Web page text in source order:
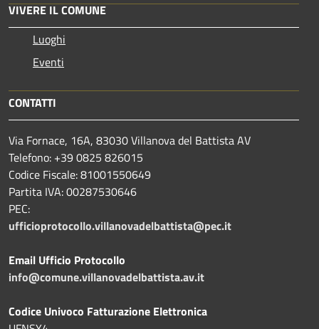
VIVERE IL COMUNE
Luoghi
Eventi
CONTATTI
Via Fornace, 16A, 83030 Villanova del Battista AV
Telefono: +39 0825 826015
Codice Fiscale: 81001550649
Partita IVA: 00287530646
PEC:
ufficioprotocollo.villanovadelbattista@pec.it
Email Ufficio Protocollo
info@comune.villanovadelbattista.av.it
Codice Univoco Fatturazione Elettronica